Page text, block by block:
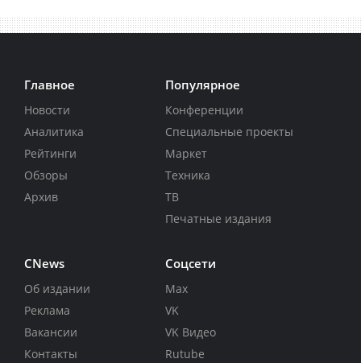
Главное
Новости
Аналитика
Рейтинги
Обзоры
Архив
Популярное
Конференции
Специальные проекты
Маркет
Техника
ТВ
Печатные издания
CNews
Об издании
Реклама
Вакансии
Контакты
Соцсети
Max
VK
VK Видео
Rutube